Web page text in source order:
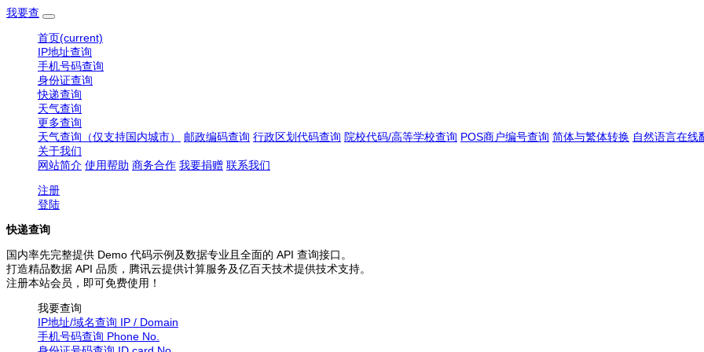
我要查
首页(current)
IP地址查询
手机号码查询
身份证查询
快递查询
天气查询
更多查询
天气查询（仅支持国内城市）
邮政编码查询 行政区划代码查询 院校代码/高等学校查询 POS商户编号查询 简体与繁体转换 自然语言在线
关于我们
网站简介 使用帮助 商务合作 我要捐赠 联系我们
注册
登陆
快递查询
国内率先完整提供 Demo 代码示例及数据专业且全面的 API 查询接口。
打造精品数据 API 品质，腾讯云提供计算服务及亿百天技术提供技术支持。
注册本站会员，即可免费使用！
我要查询
IP地址/域名查询 IP / Domain
手机号码查询 Phone No.